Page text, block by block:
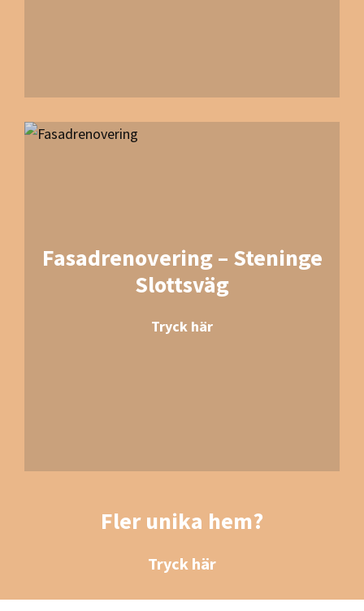
Fasadrenovering – Steninge
Slottsväg
Tryck här
Fler unika hem?
Tryck här